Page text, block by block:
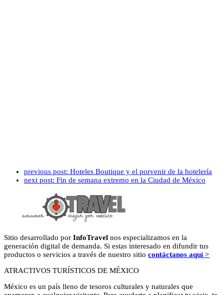
previous post: Hoteles Boutique y el porvenir de la hotelería
next post: Fin de semana extremo en la Ciudad de México
Sitio desarrollado por InfoTravel nos especializamos en la
generación digital de demanda. Si estas interesado en difundir tus
productos o servicios a través de nuestro sitio contáctanos aquí >
ATRACTIVOS TURÍSTICOS DE MÉXICO
México es un país lleno de tesoros culturales y naturales que